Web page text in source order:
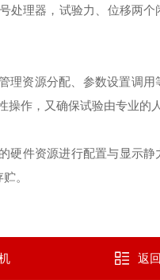
处理器，试验力、位移两
理资源分配、参数设置调
作，又确保试验由专业的
硬件资源进行配置与显示
。
返